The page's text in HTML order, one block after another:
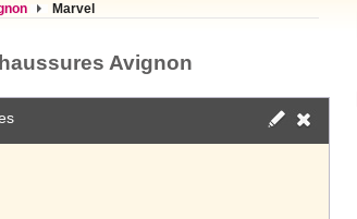
Marvel
Avignon